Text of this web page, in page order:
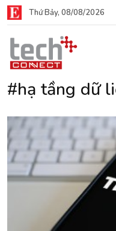
Thứ Bảy, 08/08/2026
#hạ tầng dữ